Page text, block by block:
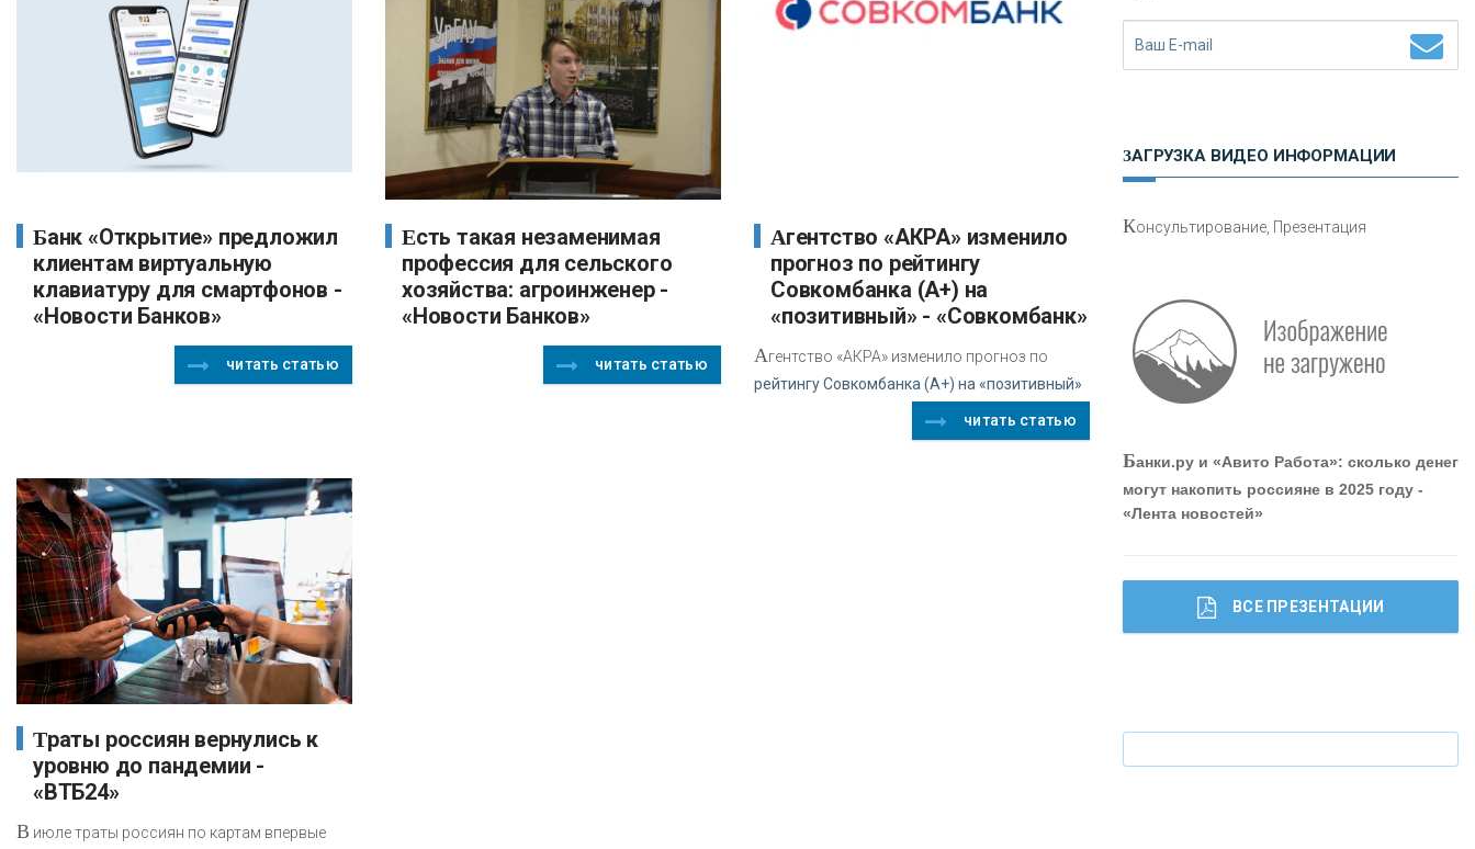
Банк «Открытие» предложил
клиентам виртуальную
клавиатуру для смартфонов -
«Новости Банков»
читать статью
Есть такая незаменимая
профессия для сельского
хозяйства: агроинженер -
«Новости Банков»
читать статью
Агентство «АКРА» изменило
прогноз по рейтингу
Совкомбанка (А+) на
«позитивный» - «Совкомбанк»
Агентство «АКРА» изменило прогноз по
рейтингу Совкомбанка (А+) на «позитивный»
читать статью
Траты россиян вернулись к
уровню до пандемии -
«ВТБ24»
В июле траты россиян по картам впервые
«ФК ОТКРЫТИЕ»
«АВТОГРАДБАНК»
«ПРОМРЕГИОНБАНК»
КОНТАКТЫ
ЗАГРУЗКА ВИДЕО ИНФОРМАЦИИ
Консультирование, Презентация
Банки.ру и «Авито Работа»: сколько денег
могут накопить россияне в 2025 году -
«Лента новостей»
ВСЕ ПРЕЗЕНТАЦИИ